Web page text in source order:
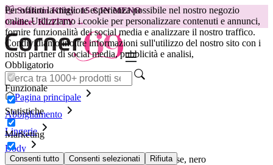
Per offrirti la migliore esperienza possibile nel nostro negozio
online.Utilizziamo i cookie per personalizzare contenuti e annunci,
fornire funzionalità dei social media e analizzare il nostro traffico.
Condividiamo inoltre informazioni sull'utilizzo del nostro sito con i
nostri partner di social media, pubblicità e analisi,
Obbligatorio
Funzionale
Statistiche
Marketing
Consenti tutto Consenti selezionati Rifiuta
😽Svakom Klitty: 15 € IN MENO
Codice: KLITTY →
Pagina principale
Abbigliamento
Lingerie
Body
Body aperto all'inguine Obsessive - Keira Lise, nero